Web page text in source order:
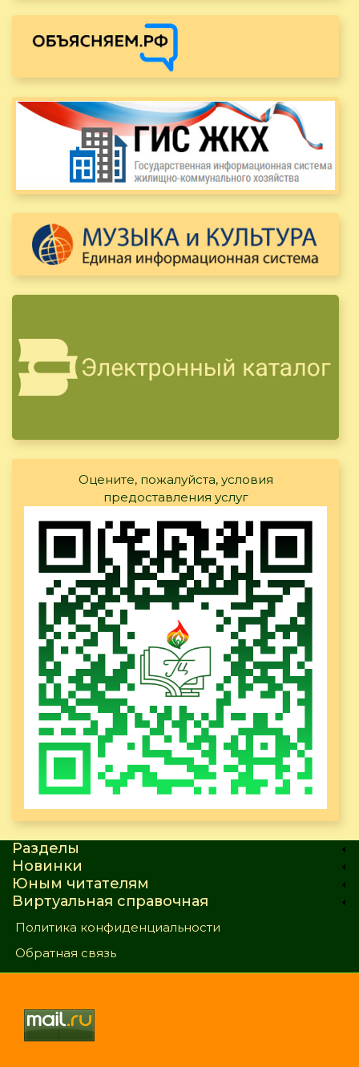
Оцените, пожалуйста, условия
предоставления услуг
Разделы
Новинки
Юным читателям
Виртуальная справочная
Политика конфиденциальности
Обратная связь